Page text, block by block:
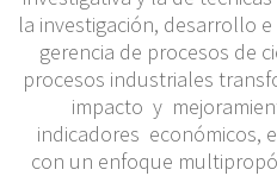
la investigación, desarrollo
gerencia de procesos de
procesos industriales
impacto y
indicadores económicos,
con un enfoque